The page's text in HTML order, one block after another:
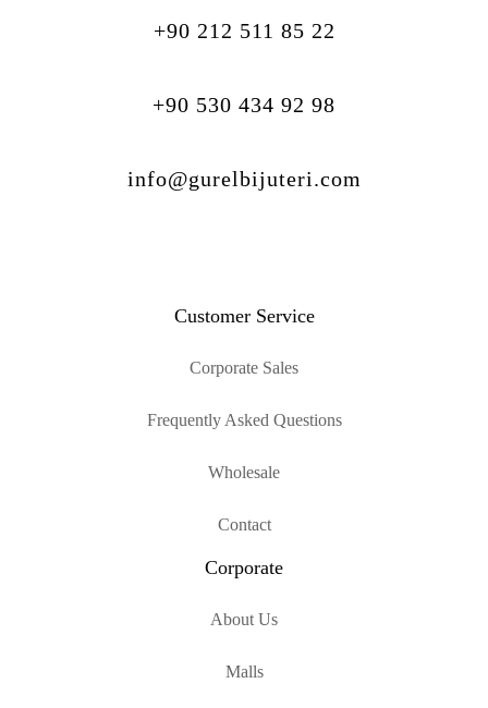
+90 212 511 85 22
+90 530 434 92 98
info@gurelbijuteri.com
Customer Service
Corporate Sales
Frequently Asked Questions
Wholesale
Contact
Corporate
About Us
Malls